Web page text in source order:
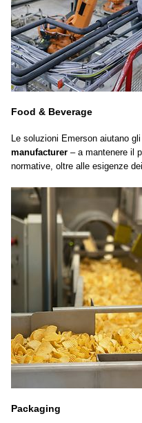
Food & Beverage
Le soluzioni Emerson aiutano
manufacturer – a mantenere il
normative, oltre alle esigenze
Packaging